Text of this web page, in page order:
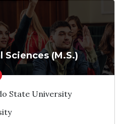
Ghi danh
Tham vấn Interlink
(M.S.)
State University